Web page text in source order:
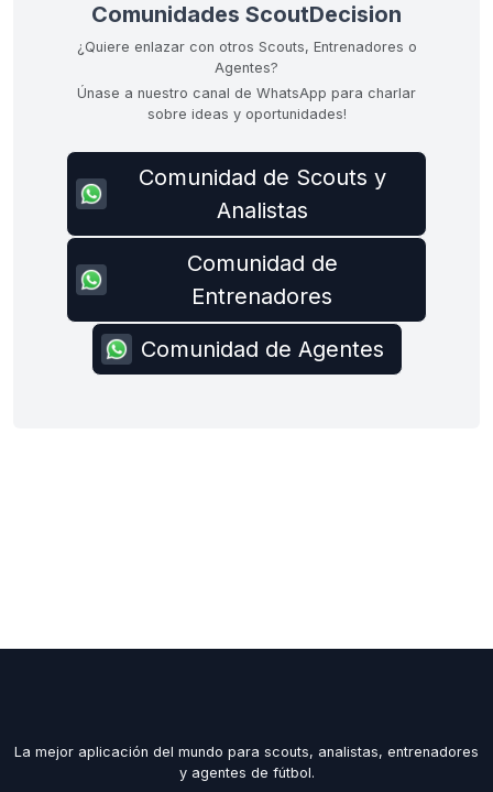
Comunidades ScoutDecision
¿Quiere enlazar con otros Scouts, Entrenadores o
Agentes?
Únase a nuestro canal de WhatsApp para charlar
sobre ideas y oportunidades!
Comunidad de Scouts y
Analistas
Comunidad de
Entrenadores
Comunidad de Agentes
La mejor aplicación del mundo para scouts, analistas, entrenadores
y agentes de fútbol.